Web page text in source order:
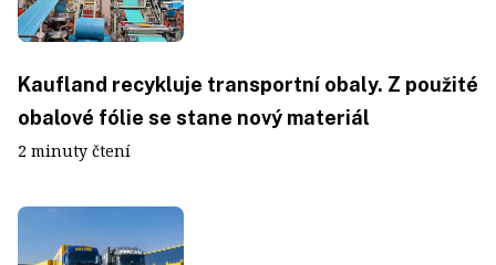
Kaufland recykluje transportní obaly. Z použité
obalové fólie se stane nový materiál
2 minuty čtení